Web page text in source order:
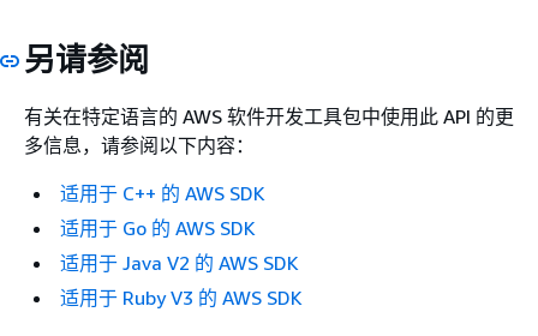
另请参阅
有关在特定语言的 AWS 软件开发工具包中使用此 API 的更
多信息，请参阅以下内容：
适用于 C++ 的 AWS SDK
适用于 Go 的 AWS SDK
适用于 Java V2 的 AWS SDK
适用于 Ruby V3 的 AWS SDK